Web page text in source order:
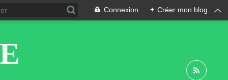
Connexion + Créer mon blog